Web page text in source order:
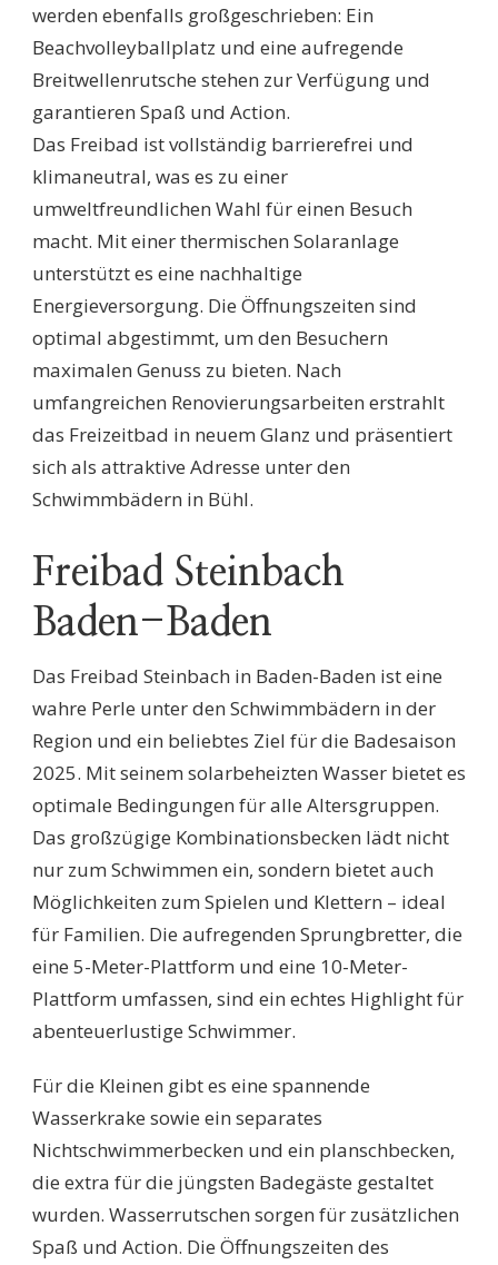
werden ebenfalls großgeschrieben: Ein
Beachvolleyballplatz und eine aufregende
Breitwellenrutsche stehen zur Verfügung und
garantieren Spaß und Action.
Das Freibad ist vollständig barrierefrei und
klimaneutral, was es zu einer
umweltfreundlichen Wahl für einen Besuch
macht. Mit einer thermischen Solaranlage
unterstützt es eine nachhaltige
Energieversorgung. Die Öffnungszeiten sind
optimal abgestimmt, um den Besuchern
maximalen Genuss zu bieten. Nach
umfangreichen Renovierungsarbeiten erstrahlt
das Freizeitbad in neuem Glanz und präsentiert
sich als attraktive Adresse unter den
Schwimmbädern in Bühl.
Freibad Steinbach
Baden-Baden
Das Freibad Steinbach in Baden-Baden ist eine
wahre Perle unter den Schwimmbädern in der
Region und ein beliebtes Ziel für die Badesaison
2025. Mit seinem solarbeheizten Wasser bietet es
optimale Bedingungen für alle Altersgruppen.
Das großzügige Kombinationsbecken lädt nicht
nur zum Schwimmen ein, sondern bietet auch
Möglichkeiten zum Spielen und Klettern – ideal
für Familien. Die aufregenden Sprungbretter, die
eine 5-Meter-Plattform und eine 10-Meter-
Plattform umfassen, sind ein echtes Highlight für
abenteuerlustige Schwimmer.
Für die Kleinen gibt es eine spannende
Wasserkrake sowie ein separates
Nichtschwimmerbecken und ein planschbecken,
die extra für die jüngsten Badegäste gestaltet
wurden. Wasserrutschen sorgen für zusätzlichen
Spaß und Action. Die Öffnungszeiten des